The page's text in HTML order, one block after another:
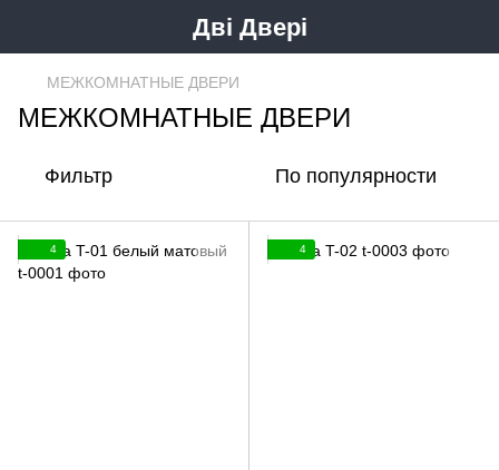
Дві Двері
МЕЖКОМНАТНЫЕ ДВЕРИ
МЕЖКОМНАТНЫЕ ДВЕРИ
Фильтр По популярности
4 4